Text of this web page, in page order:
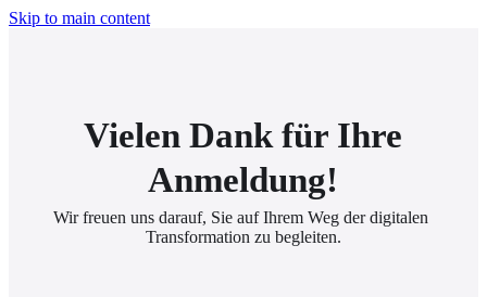
Skip to main content
Vielen Dank für Ihre
Anmeldung!
Wir freuen uns darauf, Sie auf Ihrem Weg der digitalen
Transformation zu begleiten.